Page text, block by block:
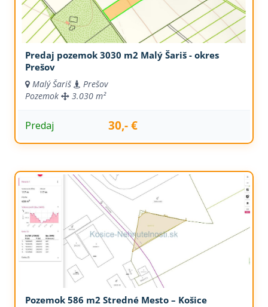
Predaj pozemok 3030 m2 Malý Šariš - okres
Prešov
Malý Šariš
Prešov
Pozemok
3.030 m²
Predaj 30,- €
Pozemok 586 m2 Stredné Mesto – Košice